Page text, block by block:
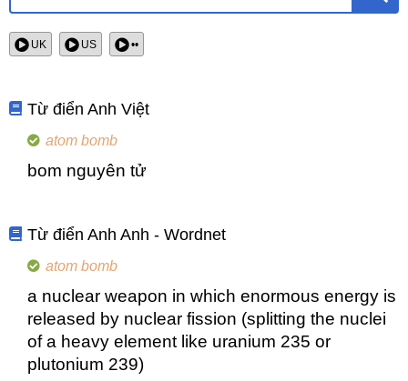
UK US ••
Từ điển Anh Việt
atom bomb
bom nguyên tử
Từ điển Anh Anh - Wordnet
atom bomb
a nuclear weapon in which enormous energy is
released by nuclear fission (splitting the nuclei
of a heavy element like uranium 235 or
plutonium 239)